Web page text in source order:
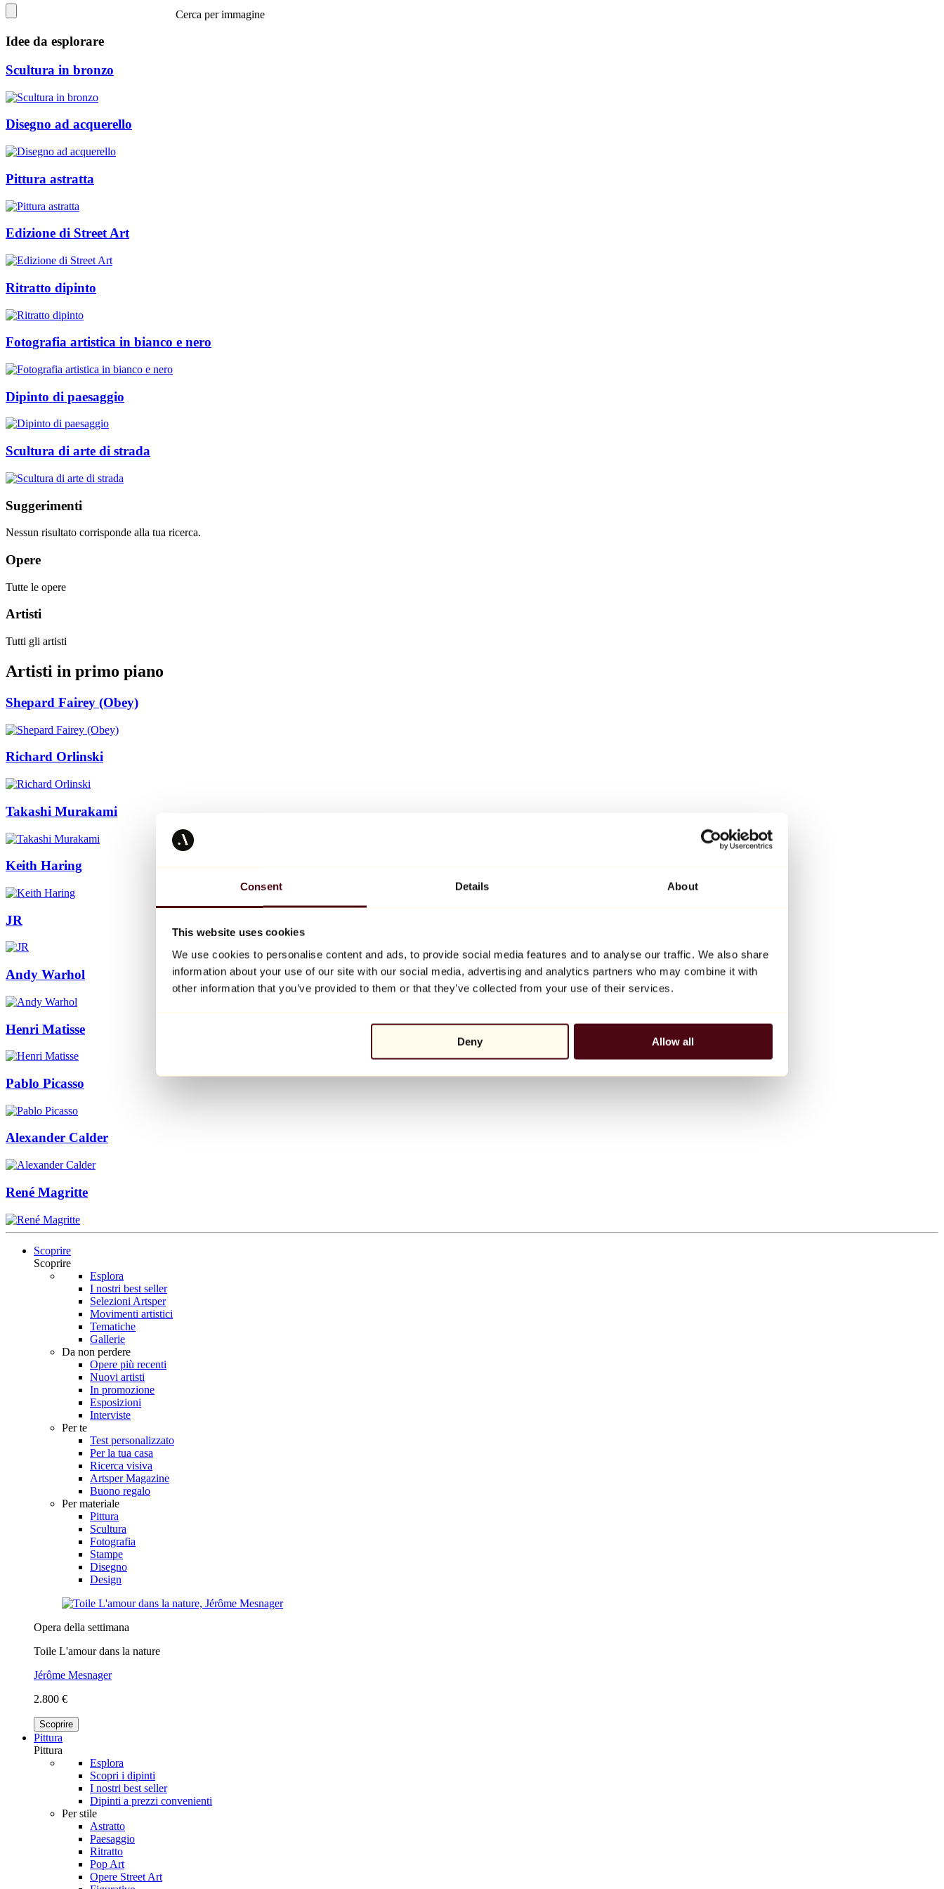
Consent Details About
This website uses cookies
We use cookies to personalise content and ads, to provide social media features and to analyse our traffic. We also share
information about your use of our site with our social media, advertising and analytics partners who may combine it with
other information that you’ve provided to them or that they’ve collected from your use of their services.
Deny Allow all
Cerca per immagine
Idee da esplorare
Scultura in bronzo
Disegno ad acquerello
Pittura astratta
Edizione di Street Art
Ritratto dipinto
Fotografia artistica in bianco e nero
Dipinto di paesaggio
Scultura di arte di strada
Suggerimenti
Nessun risultato corrisponde alla tua ricerca.
Opere
Tutte le opere
Artisti
Tutti gli artisti
Artisti in primo piano
Shepard Fairey (Obey)
Richard Orlinski
Takashi Murakami
Keith Haring
JR
Andy Warhol
Henri Matisse
Pablo Picasso
Alexander Calder
René Magritte
Scoprire
Scoprire
Esplora
I nostri best seller
Selezioni Artsper
Movimenti artistici
Tematiche
Gallerie
Da non perdere
Opere più recenti
Nuovi artisti
In promozione
Esposizioni
Interviste
Per te
Test personalizzato
Per la tua casa
Ricerca visiva
Artsper Magazine
Buono regalo
Per materiale
Pittura
Scultura
Fotografia
Stampe
Disegno
Design
Opera della settimana
Toile L'amour dans la nature
Jérôme Mesnager
2.800 €
Scoprire
Pittura
Pittura
Esplora
Scopri i dipinti
I nostri best seller
Dipinti a prezzi convenienti
Per stile
Astratto
Paesaggio
Ritratto
Pop Art
Opere Street Art